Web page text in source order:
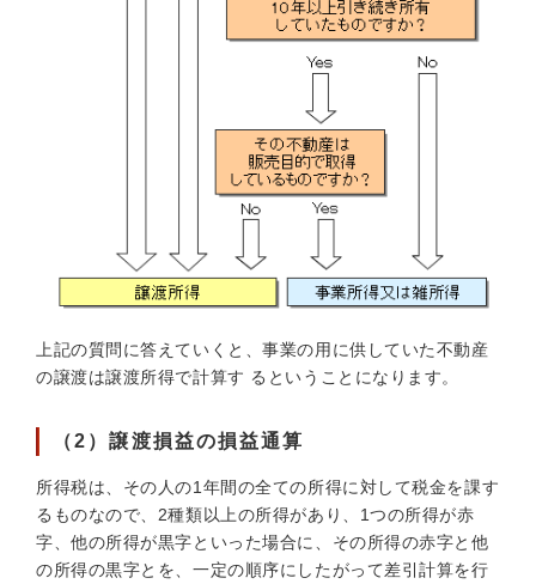
上記の質問に答えていくと、事業の用に供していた不動産
の譲渡は譲渡所得で計算す るということになります。
（2）譲渡損益の損益通算
所得税は、その人の1年間の全ての所得に対して税金を課す
るものなので、2種類以上の所得があり、1つの所得が赤
字、他の所得が黒字といった場合に、その所得の赤字と他
の所得の黒字とを、一定の順序にしたがって差引計算を行